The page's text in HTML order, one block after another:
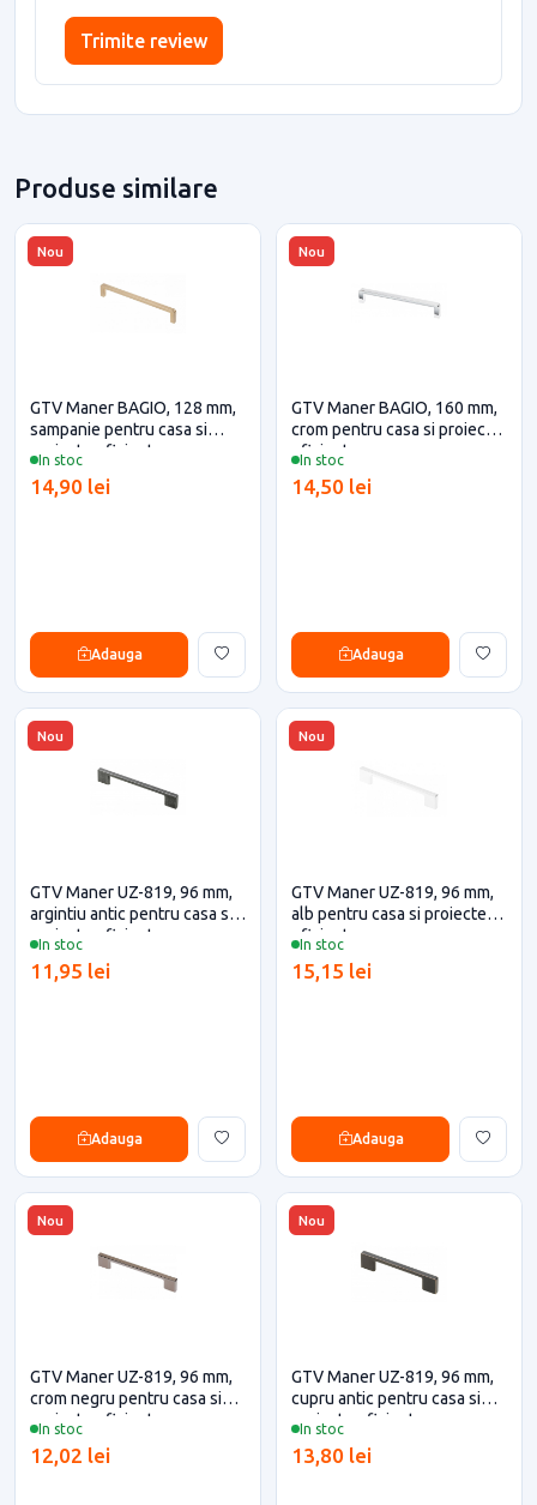
Trimite review
Produse similare
Nou
In stoc
GTV Maner BAGIO, 128 mm,
sampanie pentru casa si
proiecte eficiente
14,90 lei
Adauga
Nou
In stoc
GTV Maner BAGIO, 160 mm,
crom pentru casa si proiecte
eficiente
14,50 lei
Adauga
Nou
In stoc
GTV Maner UZ-819, 96 mm,
argintiu antic pentru casa si
proiecte eficiente
11,95 lei
Adauga
Nou
In stoc
GTV Maner UZ-819, 96 mm,
alb pentru casa si proiecte
eficiente
15,15 lei
Adauga
Nou
In stoc
GTV Maner UZ-819, 96 mm,
crom negru pentru casa si
proiecte eficiente
12,02 lei
Nou
In stoc
GTV Maner UZ-819, 96 mm,
cupru antic pentru casa si
proiecte eficiente
13,80 lei